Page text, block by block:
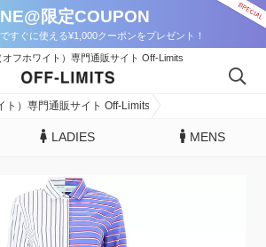
限定COUPON
すぐに使える¥1,000クーポンをプレゼント！
オフホワイト）専門通販サイト Off-Limits
ト）専門通販サイト Off-Limits
LADIES MENS